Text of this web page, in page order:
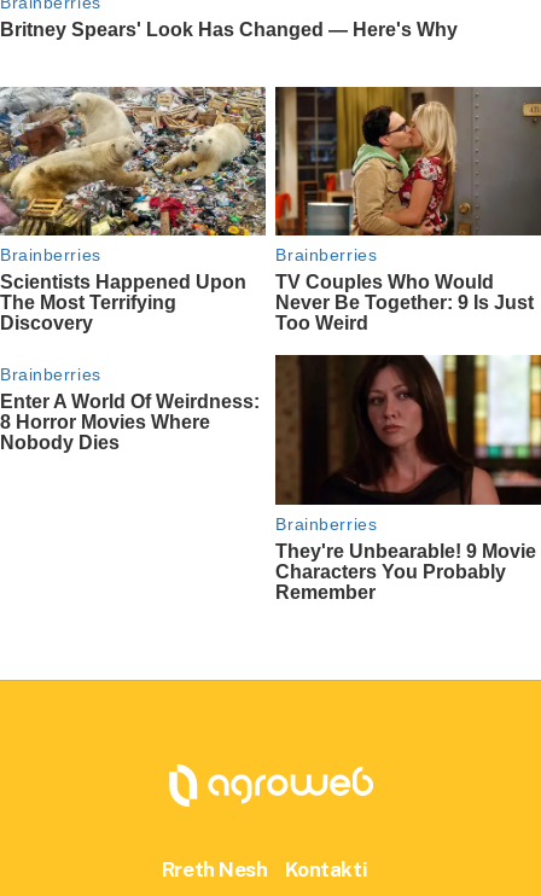
Rreth Nesh Kontakti